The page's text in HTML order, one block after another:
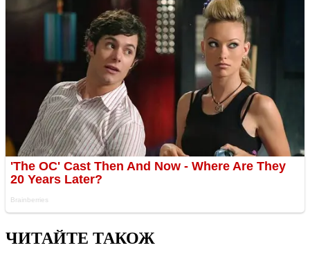
ЧИТАЙТЕ ТАКОЖ